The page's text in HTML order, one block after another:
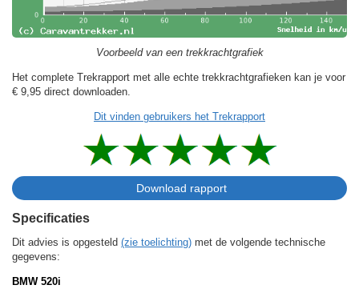
Voorbeeld van een trekkrachtgrafiek
Het complete Trekrapport met alle echte trekkrachtgrafieken kan je voor
€ 9,95 direct downloaden.
Dit vinden gebruikers het Trekrapport
Specificaties
Dit advies is opgesteld (zie toelichting) met de volgende technische
gegevens:
BMW 520i